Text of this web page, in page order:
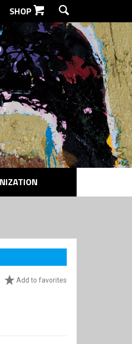
SEARCH
SHOP
Add to favorites